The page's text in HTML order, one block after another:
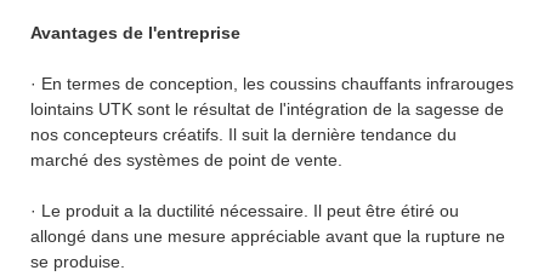
Avantages de l'entreprise
· En termes de conception, les coussins chauffants infrarouges
lointains UTK sont le résultat de l'intégration de la sagesse de
nos concepteurs créatifs. Il suit la dernière tendance du
marché des systèmes de point de vente.
· Le produit a la ductilité nécessaire. Il peut être étiré ou
allongé dans une mesure appréciable avant que la rupture ne
se produise.